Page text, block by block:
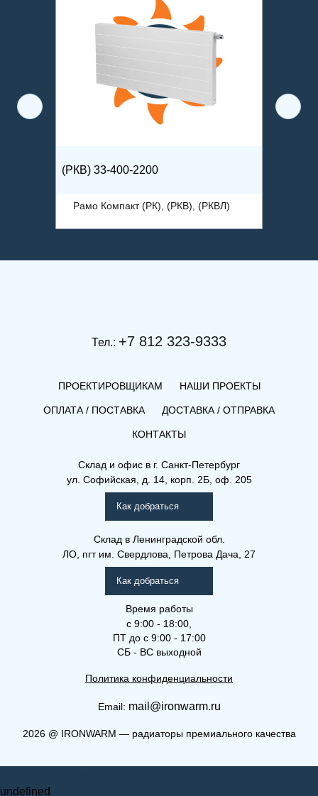
(РКВ) 33-400-2200
Рамо Компакт (РК), (РКВ), (РКВЛ)
Тел.: +7 812 323-9333
ПРОЕКТИРОВЩИКАМ НАШИ ПРОЕКТЫ
ОПЛАТА / ПОСТАВКА ДОСТАВКА / ОТПРАВКА
КОНТАКТЫ
Склад и офис в г. Санкт-Петербург
ул. Софийская, д. 14, корп. 2Б, оф. 205
Как добраться
Склад в Ленинградской обл.
ЛО, пгт им. Свердлова, Петрова Дача, 27
Как добраться
Время работы
с 9:00 - 18:00,
ПТ до с 9:00 - 17:00
СБ - ВС выходной
Политика конфиденциальности
Email: mail@ironwarm.ru
2026@ IRONWARM — радиаторы премиального качества
undefined